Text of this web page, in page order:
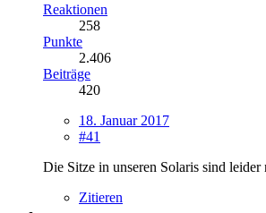
Reaktionen
258
Punkte
2.406
Beiträge
420
18. Januar 2017
#41
Die Sitze in unseren Solaris sind leider
Zitieren